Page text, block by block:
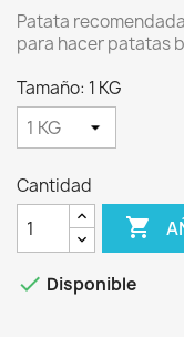
Patata
para hacer patatas
Tamaño: 1 KG
Cantidad

 Disponible